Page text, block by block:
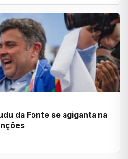
da Fonte se agiganta na